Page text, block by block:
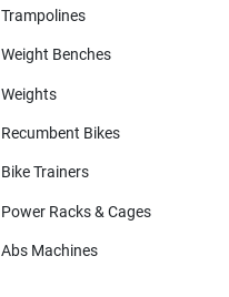
Trampolines
Weight Benches
Weights
Recumbent Bikes
Bike Trainers
Power Racks & Cages
Abs Machines